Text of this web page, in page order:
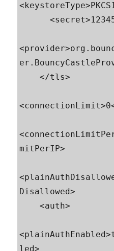
      <secret>123456</secret>
    </tls>
mitPerIP>
Disallowed>
    <auth>
led>